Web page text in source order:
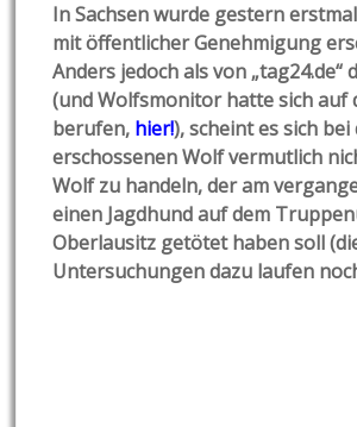
In Sachsen wurde gestern
mit öffentlicher Genehmigung
Anders jedoch als von „tag24.de“
(und Wolfsmonitor hatte sich auf
berufen, hier!), scheint es sich
erschossenen Wolf vermutlich
Wolf zu handeln, der am
einen Jagdhund auf dem
Oberlausitz getötet haben soll
Untersuchungen dazu laufen